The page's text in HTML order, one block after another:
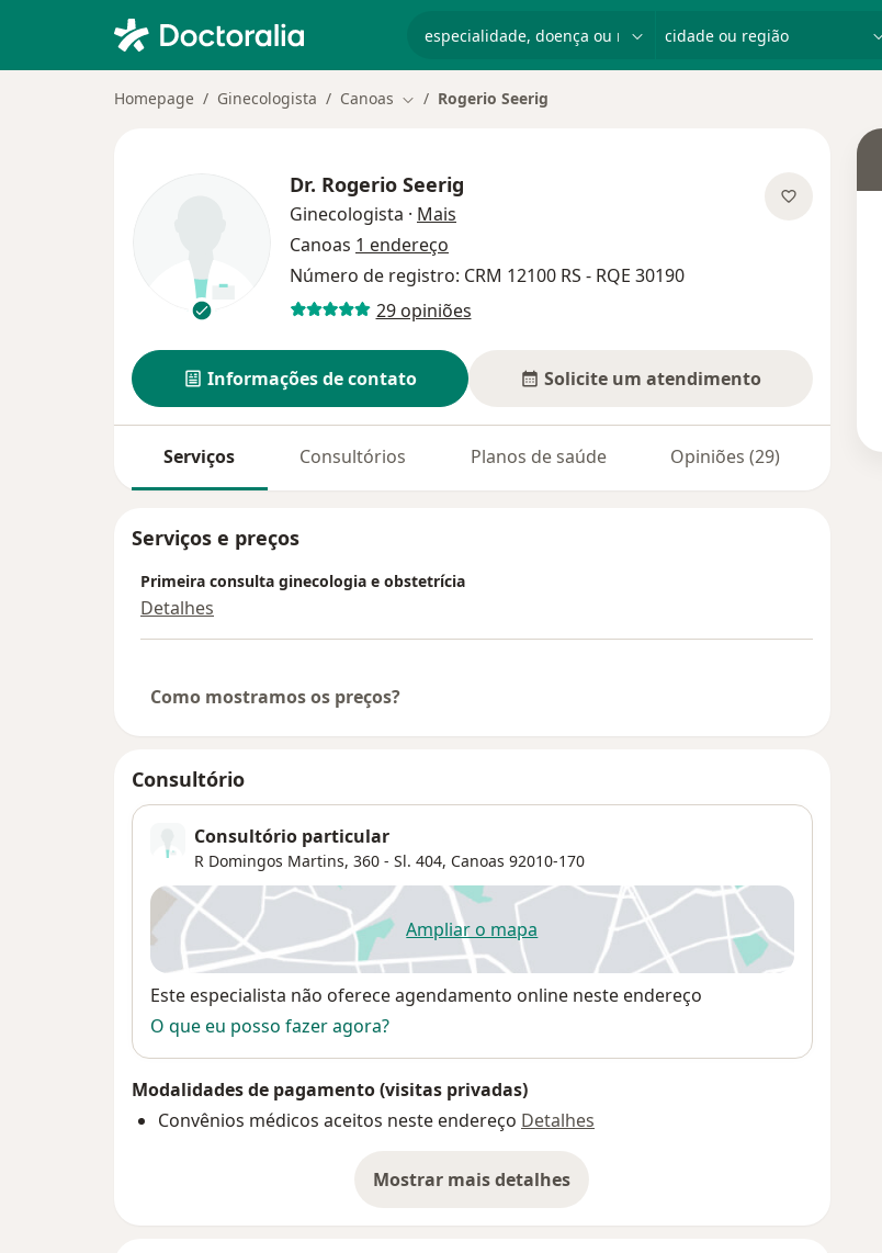
Homepage Ginecologista Canoas Mudar de cidade
Rogerio Seerig
Dr. Rogerio Seerig
Ginecologista · Mais
Canoas 1 endereço
Número de registro: CRM 12100 RS - RQE 30190
29 opiniões
Informações de contato Solicite um atendimento
Serviços Consultórios Planos de saúde Opiniões (29)
Serviços e preços
Primeira consulta ginecologia e obstetrícia
Detalhes
Como mostramos os preços?
Consultório
Consultório particular
R Domingos Martins, 360 - Sl. 404, Canoas 92010-170
Ampliar o mapaabre num novo separador
Disponibilidade
Este especialista não oferece agendamento online neste endereço
O que eu posso fazer agora?
Modalidades de pagamento (visitas privadas)
Convênios médicos aceitos neste endereço Detalhes
Mostrar mais detalhes
sobre o endereço